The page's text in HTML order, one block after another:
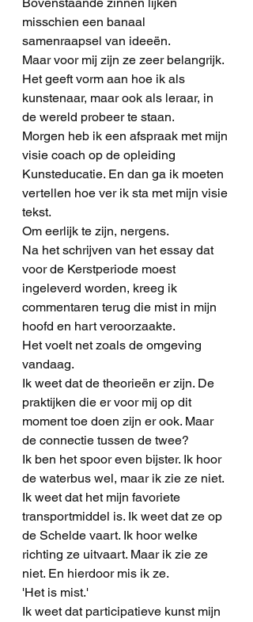
misschien een banaal
samenraapsel van ideeën.
Maar voor mij zijn ze zeer belangrijk.
Het geeft vorm aan hoe ik als
kunstenaar, maar ook als leraar, in
de wereld probeer te staan.
Morgen heb ik een afspraak met mijn
visie coach op de opleiding
Kunsteducatie. En dan ga ik moeten
vertellen hoe ver ik sta met mijn visie
tekst.
Om eerlijk te zijn, nergens.
Na het schrijven van het essay dat
voor de Kerstperiode moest
ingeleverd worden, kreeg ik
commentaren terug die mist in mijn
hoofd en hart veroorzaakte.
Het voelt net zoals de omgeving
vandaag.
Ik weet dat de theorieën er zijn. De
praktijken die er voor mij op dit
moment toe doen zijn er ook. Maar
de connectie tussen de twee?
Ik ben het spoor even bijster. Ik hoor
de waterbus wel, maar ik zie ze niet.
Ik weet dat het mijn favoriete
transportmiddel is. Ik weet dat ze op
de Schelde vaart. Ik hoor welke
richting ze uitvaart. Maar ik zie ze
niet. En hierdoor mis ik ze.
'Het is mist.'
Ik weet dat participatieve kunst mijn